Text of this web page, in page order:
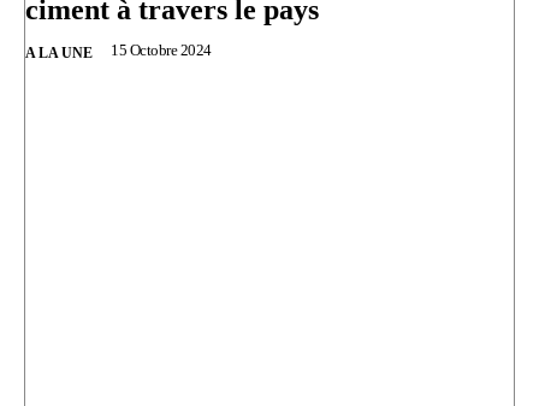
ciment à travers le pays
A LA UNE 15 Octobre 2024